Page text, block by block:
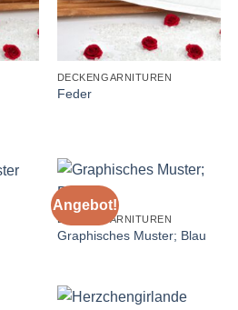
+
DECKENGARNITUREN
Feder
Angebot!
+
DECKENGARNITUREN
Graphisches Muster; Blau
+